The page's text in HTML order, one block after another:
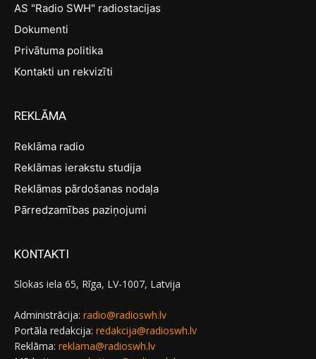
AS "Radio SWH" radiostacijas
Dokumenti
Privātuma politika
Kontakti un rekvizīti
REKLĀMA
Reklāma radio
Reklāmas ierakstu studija
Reklāmas pārdošanas nodaļa
Pārredzamības paziņojumi
KONTAKTI
Slokas iela 65, Rīga, LV-1007, Latvija
Administrācija: radio@radioswh.lv
Portāla redakcija: redakcija@radioswh.lv
Reklāma: reklama@radioswh.lv